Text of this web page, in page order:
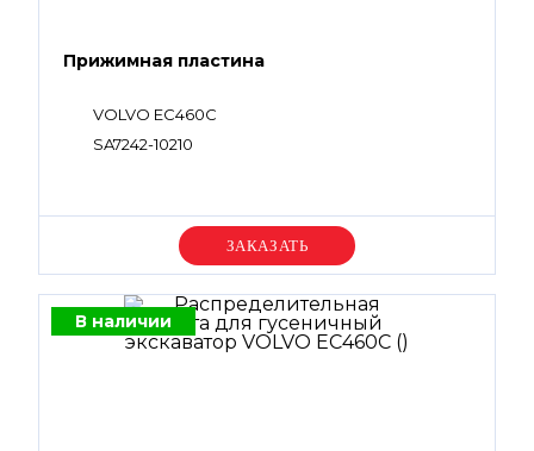
Прижимная пластина
VOLVO EC460C
SA7242-10210
Уточняйте цену
В наличии